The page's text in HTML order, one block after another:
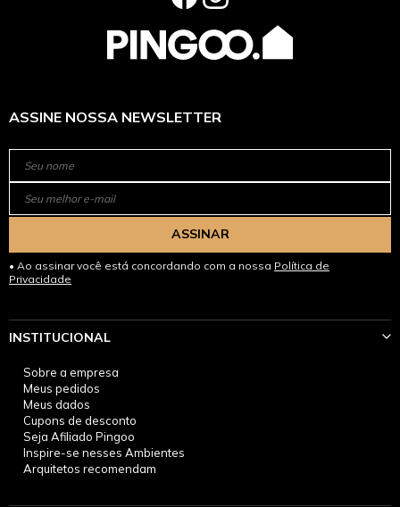
ASSINE NOSSA NEWSLETTER
ASSINAR
Ao assinar você está concordando com a nossa Política de
Privacidade
INSTITUCIONAL
Sobre a empresa
Meus pedidos
Meus dados
Cupons de desconto
Seja Afiliado Pingoo
Inspire-se nesses Ambientes
Arquitetos recomendam